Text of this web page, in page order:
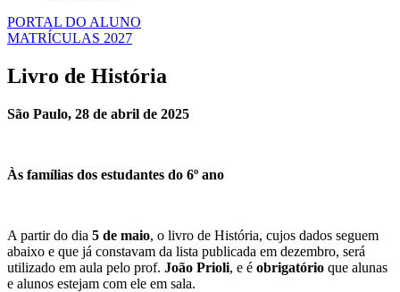
PORTAL DO ALUNO
MATRÍCULAS 2027
Livro de História
São Paulo, 28 de abril de 2025
Às famílias dos estudantes do 6º ano
A partir do dia 5 de maio, o livro de História, cujos dados seguem
abaixo e que já constavam da lista publicada em dezembro, será
utilizado em aula pelo prof. João Prioli, e é obrigatório que alunas
e alunos estejam com ele em sala.